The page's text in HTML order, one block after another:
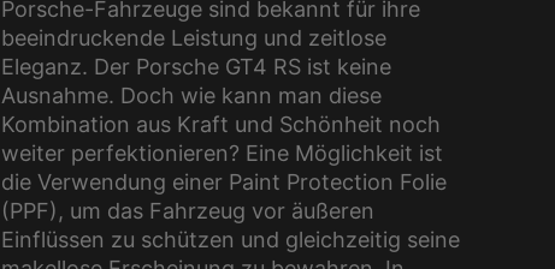
Porsche-Fahrzeuge sind bekannt für ihre
beeindruckende Leistung und zeitlose
Eleganz. Der Porsche GT4 RS ist keine
Ausnahme. Doch wie kann man diese
Kombination aus Kraft und Schönheit noch
weiter perfektionieren? Eine Möglichkeit ist
die Verwendung einer Paint Protection Folie
(PPF), um das Fahrzeug vor äußeren
Einflüssen zu schützen und gleichzeitig seine